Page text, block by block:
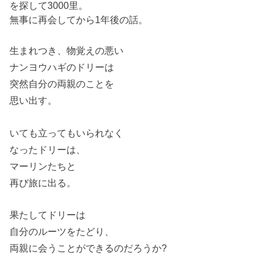
を探して3000里。
無事に再会してから1年後の話。
生まれつき、物覚えの悪い
ナンヨウハギのドリーは
突然自分の両親のことを
思い出す。
いても立ってもいられなく
なったドリーは、
マーリンたちと
再び旅に出る。
果たしてドリーは
自分のルーツをたどり、
両親に会うことができるのだろうか?